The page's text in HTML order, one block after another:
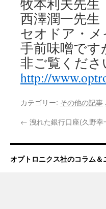
牧本利夫先生
西澤潤一先生
セオドア・
手前味噌で
非ご覧くださ
http://
カテゴリー: その他の記事
← 洩れた銀行口座(久野幸
オプトロニクス社のコラム＆